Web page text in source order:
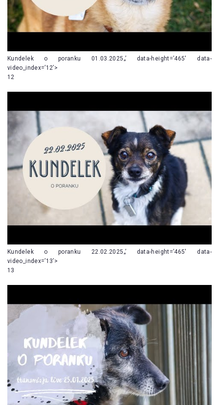
Kundelek o poranku 01.03.2025„’ data-height=’465′ data-
video_index=’12’>
12
Kundelek o poranku 22.02.2025„’ data-height=’465′ data-
video_index=’13’>
13